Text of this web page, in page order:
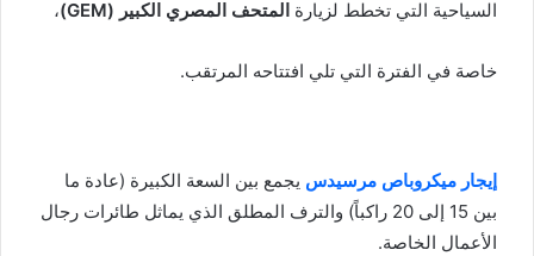
السياحية التي تخطط لزيارة المتحف المصري الكبير (GEM) ،
خاصة في الفترة التي تلي افتتاحه المرتقب.
إيجار ميكروباص مرسيدس يجمع بين السعة الكبيرة (عادة ما
بين 15 إلى 20 راكباً) والترف المطلق الذي يماثل طائرات رجال
الأعمال الخاصة.